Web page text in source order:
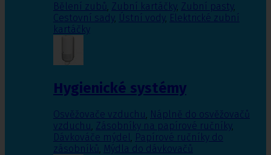
Bělení zubů, Zubní kartáčky, Zubní pasty,
Cestovní sady, Ústní vody, Elektrické zubní
kartáčky
Hygienické systémy
Osvěžovače vzduchu, Náplně do osvěžovačů
vzduchu, Zásobníky na papírové ručníky,
Dávkováče mýdel, Papírové ručníky do
zásobníků, Mýdla do dávkovačů